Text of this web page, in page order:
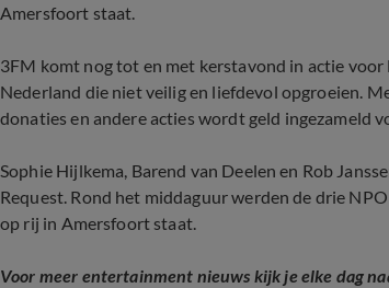
Amersfoort staat.
3FM komt nog tot en met kerstavond in actie
Nederland die niet veilig en liefdevol opgroeien.
donaties en andere acties wordt geld ingezameld
Sophie Hijlkema, Barend van Deelen en Rob
Request. Rond het middaguur werden de drie
op rij in Amersfoort staat.
Voor meer entertainment nieuws kijk je elke dag